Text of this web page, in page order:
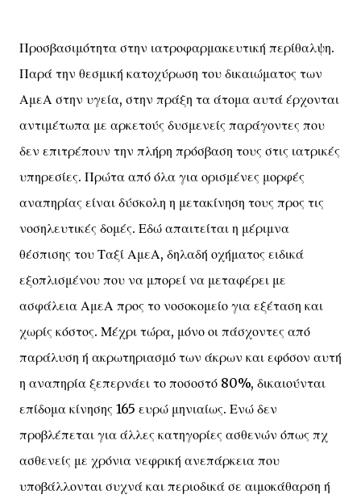
Προσβασιμότητα στην ιατροφαρμακευτική περίθαλψη.
Παρά την θεσμική κατοχύρωση του δικαιώματος των
ΑμεΑ στην υγεία, στην πράξη τα άτομα αυτά έρχονται
αντιμέτωπα με αρκετούς δυσμενείς παράγοντες που
δεν επιτρέπουν την πλήρη πρόσβαση τους στις ιατρικές
υπηρεσίες. Πρώτα από όλα για ορισμένες μορφές
αναπηρίας είναι δύσκολη η μετακίνηση τους προς τις
νοσηλευτικές δομές. Εδώ απαιτείται η μέριμνα
θέσπισης του Ταξί ΑμεΑ, δηλαδή οχήματος ειδικά
εξοπλισμένου που να μπορεί να μεταφέρει με
ασφάλεια ΑμεΑ προς το νοσοκομείο για εξέταση και
χωρίς κόστος. Μέχρι τώρα, μόνο οι πάσχοντες από
παράλυση ή ακρωτηριασμό των άκρων και εφόσον αυτή
η αναπηρία ξεπερνάει το ποσοστό 80%, δικαιούνται
επίδομα κίνησης 165 ευρώ μηνιαίως. Ενώ δεν
προβλέπεται για άλλες κατηγορίες ασθενών όπως πχ
ασθενείς με χρόνια νεφρική ανεπάρκεια που
υποβάλλονται συχνά και περιοδικά σε αιμοκάθαρση ή